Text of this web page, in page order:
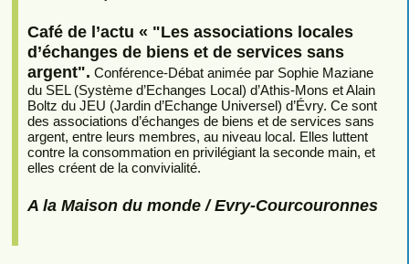
Café de l’actu « "Les associations locales
d’échanges de biens et de services sans
argent". Conférence-Débat animée par Sophie Maziane
du SEL (Système d’Echanges Local) d’Athis-Mons et Alain
Boltz du JEU (Jardin d’Echange Universel) d’Évry. Ce sont
des associations d’échanges de biens et de services sans
argent, entre leurs membres, au niveau local. Elles luttent
contre la consommation en privilégiant la seconde main, et
elles créent de la convivialité.
A la Maison du monde / Evry-Courcouronnes